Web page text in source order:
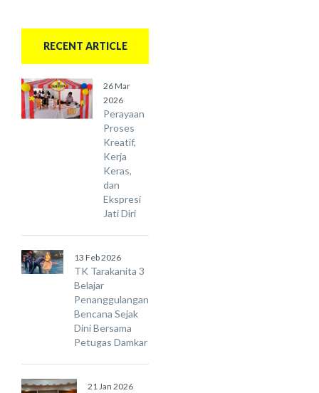
RECENT ARTICLE
26 Mar
2026
Perayaan
Proses
Kreatif,
Kerja
Keras,
dan
Ekspresi
Jati Diri
13 Feb 2026
TK Tarakanita 3
Belajar
Penanggulangan
Bencana Sejak
Dini Bersama
Petugas Damkar
21 Jan 2026